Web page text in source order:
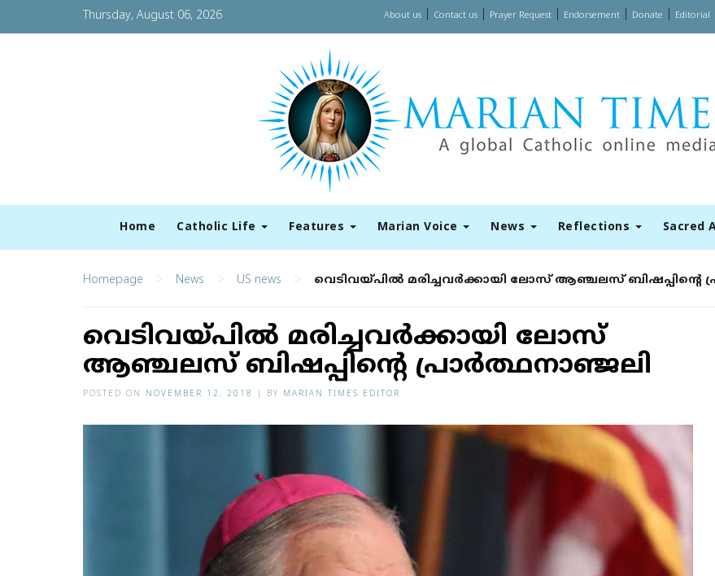
Thursday, August 06, 2026 About us| Contact us| Prayer Request| Endorsement| Donate Editorial
Home Catholic Life Features Marian Voice News Reflections Sacred
Homepage > News > US news > വെടിവയ്പില്‍ മരിച്ചവര്‍ക്കായി ലോസ് ആഞ്ചലസ് ബിഷപ്പിന്റെ
വെടിവയ്പില്‍ മരിച്ചവര്‍ക്കായി ലോസ്
ആഞ്ചലസ് ബിഷപ്പിന്റെ പ്രാര്‍ത്ഥനാഞ്ജലി
POSTED ON NOVEMBER 12, 2018 BY MARIAN TIMES EDITOR